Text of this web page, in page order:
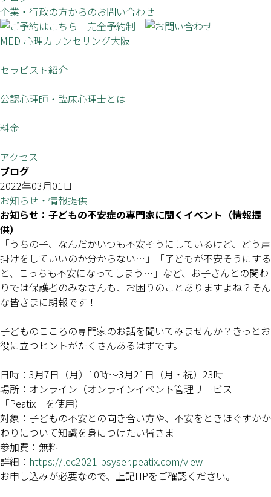
企業・行政の方からのお問い合わせ
MEDI心理カウンセリング大阪
セラピスト紹介
公認心理師・臨床心理士とは
料金
アクセス
ブログ
2022年03月01日
お知らせ・情報提供
お知らせ：子どもの不安症の専門家に聞くイベント（情報提
供）
「うちの子、なんだかいつも不安そうにしているけど、どう声
掛けをしていいのか分からない…」「子どもが不安そうにする
と、こっちも不安になってしまう…」など、お子さんとの関わ
りでは保護者のみなさんも、お困りのことありますよね？そん
な皆さまに朗報です！
子どものこころの専門家のお話を聞いてみませんか？きっとお
役に立つヒントがたくさんあるはずです。
日時：3月7日（月）10時～3月21日（月・祝）23時
場所：オンライン（オンラインイベント管理サービス
「Peatix」を使用）
対象：子どもの不安との向き合い方や、不安をときほぐすかか
わりについて知識を身につけたい皆さま
参加費：無料
詳細： https://lec2021-psyser.peatix.com/view
お申し込みが必要なので、上記HPをご確認ください。